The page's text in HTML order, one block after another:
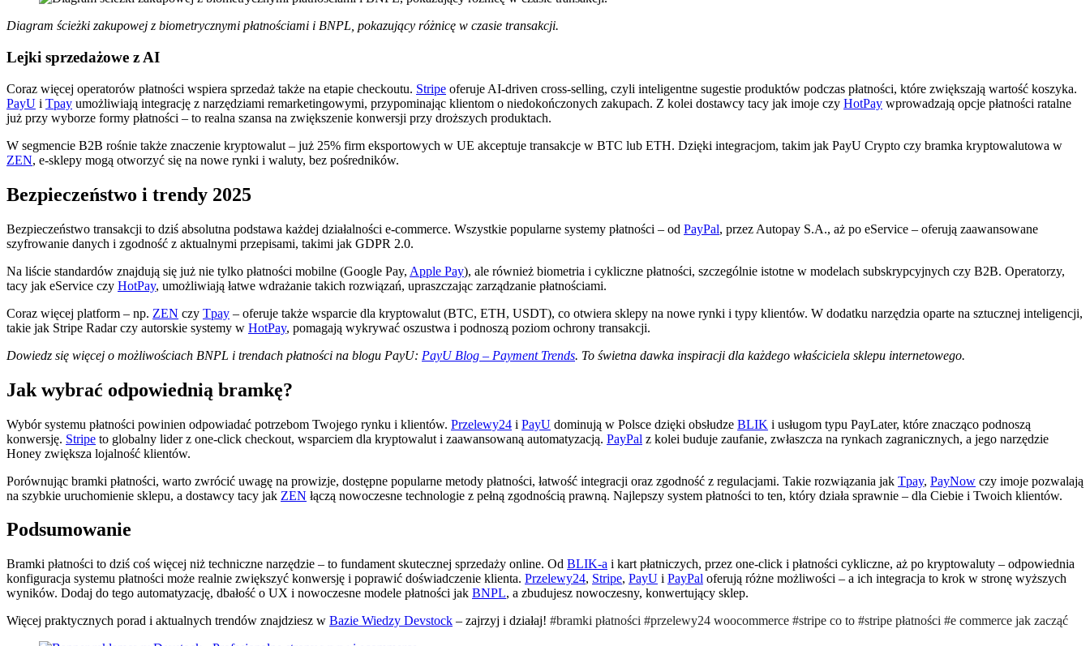
Diagram ścieżki zakupowej z biometrycznymi płatnościami i BNPL, pokazujący różnicę w czasie transakcji.
Lejki sprzedażowe z AI
Coraz więcej operatorów płatności wspiera sprzedaż także na etapie checkoutu. Stripe oferuje AI-driven cross-selling, czyli inteligentne sugestie produktów podczas płatności, które zwiększają wartość koszyka.
PayU i Tpay umożliwiają integrację z narzędziami remarketingowymi, przypominając klientom o niedokończonych zakupach. Z kolei dostawcy tacy jak imoje czy HotPay wprowadzają opcje płatności ratalne
już przy wyborze formy płatności – to realna szansa na zwiększenie konwersji przy droższych produktach.
W segmencie B2B rośnie także znaczenie kryptowalut – już 25% firm eksportowych w UE akceptuje transakcje w BTC lub ETH. Dzięki integracjom, takim jak PayU Crypto czy bramka kryptowalutowa w
ZEN, e-sklepy mogą otworzyć się na nowe rynki i waluty, bez pośredników.
Bezpieczeństwo i trendy 2025
Bezpieczeństwo transakcji to dziś absolutna podstawa każdej działalności e-commerce. Wszystkie popularne systemy płatności – od PayPal, przez Autopay S.A., aż po eService – oferują zaawansowane
szyfrowanie danych i zgodność z aktualnymi przepisami, takimi jak GDPR 2.0.
Na liście standardów znajdują się już nie tylko płatności mobilne (Google Pay, Apple Pay), ale również biometria i cykliczne płatności, szczególnie istotne w modelach subskrypcyjnych czy B2B. Operatorzy,
tacy jak eService czy HotPay, umożliwiają łatwe wdrażanie takich rozwiązań, upraszczając zarządzanie płatnościami.
Coraz więcej platform – np. ZEN czy Tpay – oferuje także wsparcie dla kryptowalut (BTC, ETH, USDT), co otwiera sklepy na nowe rynki i typy klientów. W dodatku narzędzia oparte na sztucznej inteligencji,
takie jak Stripe Radar czy autorskie systemy w HotPay, pomagają wykrywać oszustwa i podnoszą poziom ochrony transakcji.
Dowiedz się więcej o możliwościach BNPL i trendach płatności na blogu PayU: PayU Blog – Payment Trends. To świetna dawka inspiracji dla każdego właściciela sklepu internetowego.
Jak wybrać odpowiednią bramkę?
Wybór systemu płatności powinien odpowiadać potrzebom Twojego rynku i klientów. Przelewy24 i PayU dominują w Polsce dzięki obsłudze BLIK i usługom typu PayLater, które znacząco podnoszą
konwersję. Stripe to globalny lider z one-click checkout, wsparciem dla kryptowalut i zaawansowaną automatyzacją. PayPal z kolei buduje zaufanie, zwłaszcza na rynkach zagranicznych, a jego narzędzie
Honey zwiększa lojalność klientów.
Porównując bramki płatności, warto zwrócić uwagę na prowizje, dostępne popularne metody płatności, łatwość integracji oraz zgodność z regulacjami. Takie rozwiązania jak Tpay, PayNow czy imoje pozwalają
na szybkie uruchomienie sklepu, a dostawcy tacy jak ZEN łączą nowoczesne technologie z pełną zgodnością prawną. Najlepszy system płatności to ten, który działa sprawnie – dla Ciebie i Twoich klientów.
Podsumowanie
Bramki płatności to dziś coś więcej niż techniczne narzędzie – to fundament skutecznej sprzedaży online. Od BLIK-a i kart płatniczych, przez one-click i płatności cykliczne, aż po kryptowaluty – odpowiednia
konfiguracja systemu płatności może realnie zwiększyć konwersję i poprawić doświadczenie klienta. Przelewy24, Stripe, PayU i PayPal oferują różne możliwości – a ich integracja to krok w stronę wyższych
wyników. Dodaj do tego automatyzację, dbałość o UX i nowoczesne modele płatności jak BNPL, a zbudujesz nowoczesny, konwertujący sklep.
Więcej praktycznych porad i aktualnych trendów znajdziesz w Bazie Wiedzy Devstock – zajrzyj i działaj! #bramki płatności #przelewy24 woocommerce #stripe co to #stripe płatności #e commerce jak zacząć